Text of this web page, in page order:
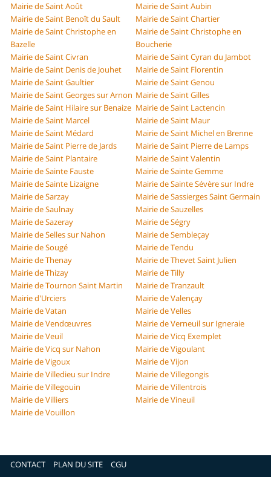
Mairie de Saint Août
Mairie de Saint Aubin
Mairie de Saint Benoît du Sault
Mairie de Saint Chartier
Mairie de Saint Christophe en
Bazelle
Mairie de Saint Christophe en
Boucherie
Mairie de Saint Civran
Mairie de Saint Cyran du Jambot
Mairie de Saint Denis de Jouhet
Mairie de Saint Florentin
Mairie de Saint Gaultier
Mairie de Saint Genou
Mairie de Saint Georges sur Arnon Mairie de Saint Gilles
Mairie de Saint Hilaire sur Benaize Mairie de Saint Lactencin
Mairie de Saint Marcel
Mairie de Saint Maur
Mairie de Saint Médard
Mairie de Saint Michel en Brenne
Mairie de Saint Pierre de Jards
Mairie de Saint Pierre de Lamps
Mairie de Saint Plantaire
Mairie de Saint Valentin
Mairie de Sainte Fauste
Mairie de Sainte Gemme
Mairie de Sainte Lizaigne
Mairie de Sainte Sévère sur Indre
Mairie de Sarzay
Mairie de Sassierges Saint Germain
Mairie de Saulnay
Mairie de Sauzelles
Mairie de Sazeray
Mairie de Ségry
Mairie de Selles sur Nahon
Mairie de Sembleçay
Mairie de Sougé
Mairie de Tendu
Mairie de Thenay
Mairie de Thevet Saint Julien
Mairie de Thizay
Mairie de Tilly
Mairie de Tournon Saint Martin
Mairie de Tranzault
Mairie d'Urciers
Mairie de Valençay
Mairie de Vatan
Mairie de Velles
Mairie de Vendœuvres
Mairie de Verneuil sur Igneraie
Mairie de Veuil
Mairie de Vicq Exemplet
Mairie de Vicq sur Nahon
Mairie de Vigoulant
Mairie de Vigoux
Mairie de Vijon
Mairie de Villedieu sur Indre
Mairie de Villegongis
Mairie de Villegouin
Mairie de Villentrois
Mairie de Villiers
Mairie de Vineuil
Mairie de Vouillon
CONTACT PLAN DU SITE CGU